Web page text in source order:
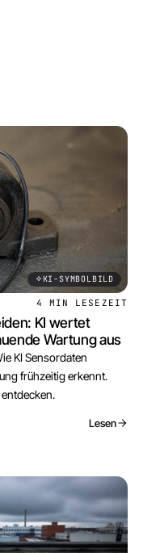
KI-SYMBOLBILD
4 MIN LESEZEIT
KI wertet
Wartung aus
KI Sensordaten
frühzeitig erkennt.
Lesen